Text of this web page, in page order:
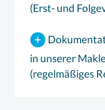
(Erst- und
in unserer
(regelmäßiges